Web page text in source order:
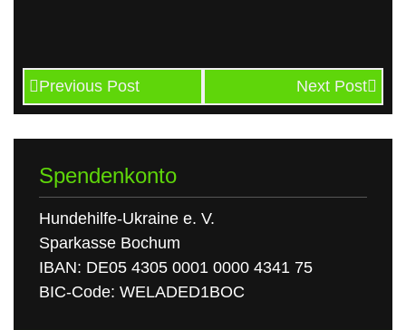
Previous Post Next Post
Spendenkonto
Hundehilfe-Ukraine e. V.
Sparkasse Bochum
IBAN: DE05 4305 0001 0000 4341 75
BIC-Code: WELADED1BOC